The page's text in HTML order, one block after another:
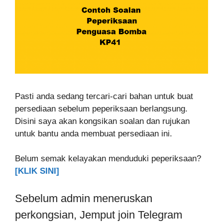
Pasti anda sedang tercari-cari bahan untuk buat
persediaan sebelum peperiksaan berlangsung.
Disini saya akan kongsikan soalan dan rujukan
untuk bantu anda membuat persediaan ini.
Belum semak kelayakan menduduki peperiksaan?
[KLIK SINI]
Sebelum admin meneruskan
perkongsian, Jemput join Telegram